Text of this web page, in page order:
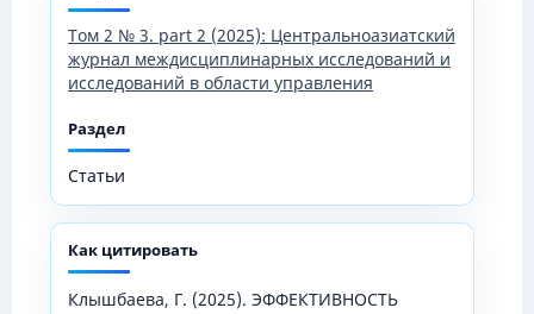
Том 2 № 3. part 2 (2025): Центральноазиатский
журнал междисциплинарных исследований и
исследований в области управления
Раздел
Статьи
Как цитировать
Клышбаева, Г. (2025). ЭФФЕКТИВНОСТЬ